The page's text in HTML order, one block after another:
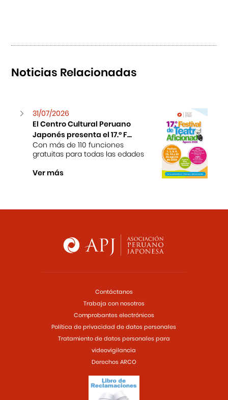
Noticias Relacionadas
31/07/2026
El Centro Cultural Peruano
Japonés presenta el 17.° F...
Con más de 110 funciones
gratuitas para todas las edades
Ver más
Contáctanos
Trabaja con nosotros
Comprobantes electrónicos
Política de privacidad de datos personales
Tratamiento de datos personales para
videovigilancia
Derechos ARCO